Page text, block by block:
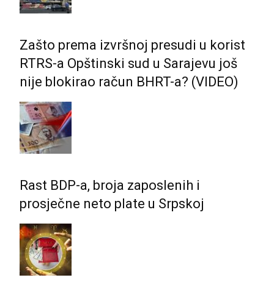
Zašto prema izvršnoj presudi u korist
RTRS-a Opštinski sud u Sarajevu još
nije blokirao račun BHRT-a? (VIDEO)
Rast BDP-a, broja zaposlenih i
prosječne neto plate u Srpskoj